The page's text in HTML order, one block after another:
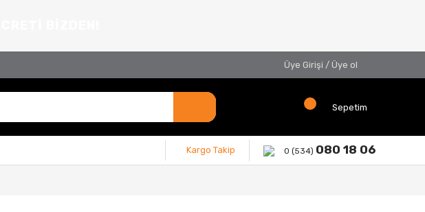
Üye Girişi / Üye ol
Sepetim
Kargo Takip 0 (534) 080 18 06